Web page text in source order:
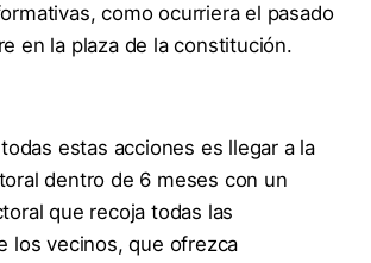
como ocurriera el pasado
en la plaza de la constitución.
estas acciones es llegar a la
dentro de 6 meses con un
que recoja todas las
los vecinos, que ofrezca